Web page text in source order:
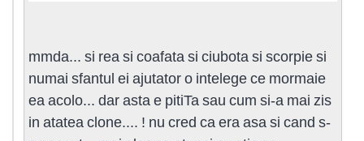
mmda... si rea si coafata si ciubota si scorpie si
numai sfantul ei ajutator o intelege ce mormaie
ea acolo... dar asta e pitiTa sau cum si-a mai zis
in atatea clone.... ! nu cred ca era asa si cand s-